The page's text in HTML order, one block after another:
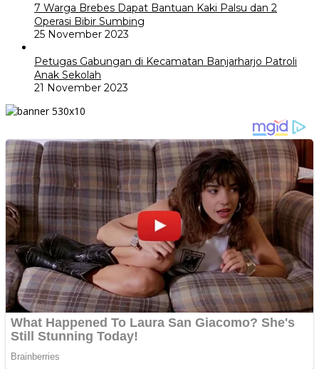
7 Warga Brebes Dapat Bantuan Kaki Palsu dan 2
Operasi Bibir Sumbing
25 November 2023
Petugas Gabungan di Kecamatan Banjarharjo Patroli
Anak Sekolah
21 November 2023